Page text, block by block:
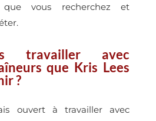
vous recherchez et
travailler avec
que Kris Lees
?
ouvert à travailler avec